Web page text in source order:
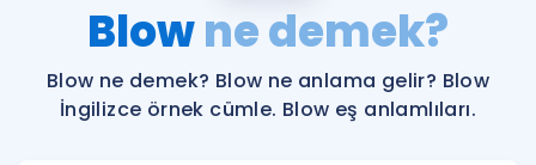
ÜYE DEĞİLİM
Faydalı Araçlar
Blowne demek?
Blow ne demek? Blow ne anlama gelir? Blow
İngilizce örnek cümle. Blow eş anlamlıları.